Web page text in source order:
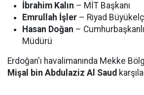
İbrahim Kalın – MİT Başkanı
Emrullah İşler – Riyad
Hasan Doğan –
Müdürü
Erdoğan'ı havalimanında Mekke
Mişal bin Abdulaziz Al Saud